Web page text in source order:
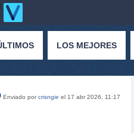
LOS MEJORES
Enviado porcrisngie el 17 abr 2026, 11:17